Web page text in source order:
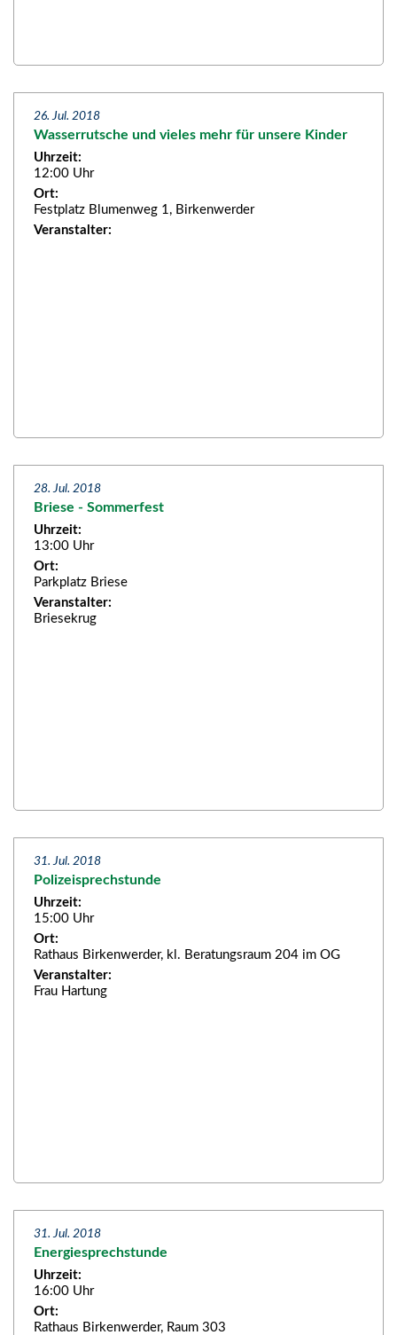
26. Jul. 2018
Wasserrutsche und vieles mehr für unsere Kinder
Uhrzeit:
12:00 Uhr
Ort:
Festplatz Blumenweg 1, Birkenwerder
Veranstalter:
28. Jul. 2018
Briese - Sommerfest
Uhrzeit:
13:00 Uhr
Ort:
Parkplatz Briese
Veranstalter:
Briesekrug
31. Jul. 2018
Polizeisprechstunde
Uhrzeit:
15:00 Uhr
Ort:
Rathaus Birkenwerder, kl. Beratungsraum 204 im OG
Veranstalter:
Frau Hartung
31. Jul. 2018
Energiesprechstunde
Uhrzeit:
16:00 Uhr
Ort:
Rathaus Birkenwerder, Raum 303